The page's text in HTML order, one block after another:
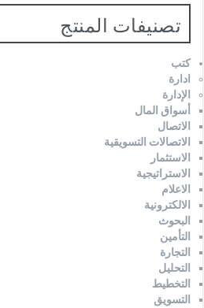
تصنيفات المنتج
كتب
ادارة
الإدارة
أسواق المال
الاتصال
الاتصالات التسويقية
الاستثمار
الاستراتيجية
الاعلام
الالكترونية
البحوث
التأمين
التجارة
التحليل
التخطيط
التسويق